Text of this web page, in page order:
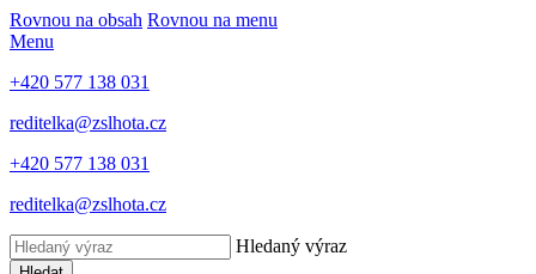
Rovnou na obsah Rovnou na menu
Menu
+420 577 138 031
reditelka@zslhota.cz
+420 577 138 031
reditelka@zslhota.cz
Hledaný výraz